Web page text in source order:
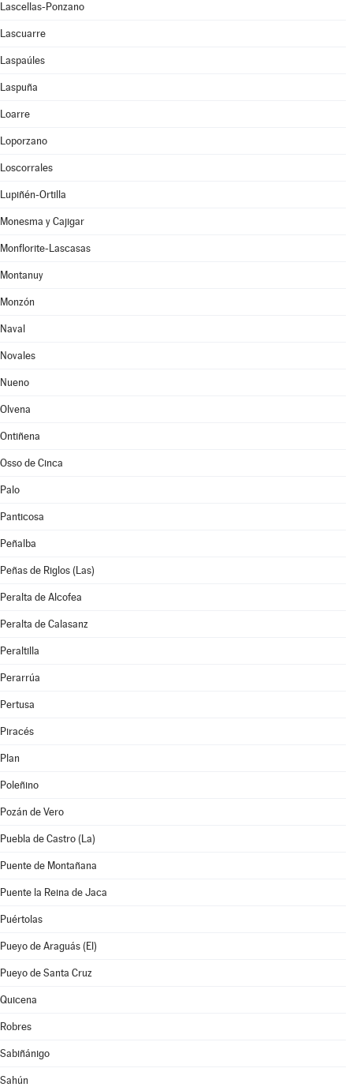
Lascellas-Ponzano
Lascuarre
Laspaúles
Laspuña
Loarre
Loporzano
Loscorrales
Lupiñén-Ortilla
Monesma y Cajigar
Monflorite-Lascasas
Montanuy
Monzón
Naval
Novales
Nueno
Olvena
Ontiñena
Osso de Cinca
Palo
Panticosa
Peñalba
Peñas de Riglos (Las)
Peralta de Alcofea
Peralta de Calasanz
Peraltilla
Perarrúa
Pertusa
Piracés
Plan
Poleñino
Pozán de Vero
Puebla de Castro (La)
Puente de Montañana
Puente la Reina de Jaca
Puértolas
Pueyo de Araguás (El)
Pueyo de Santa Cruz
Quicena
Robres
Sabiñánigo
Sahún